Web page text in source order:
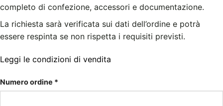
completo di confezione, accessori e documentazione.
La richiesta sarà verificata sui dati dell’ordine e potrà
essere respinta se non rispetta i requisiti previsti.
Leggi le condizioni di vendita
Numero ordine *